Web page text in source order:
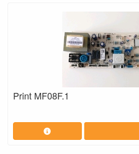
Print MF08F.1